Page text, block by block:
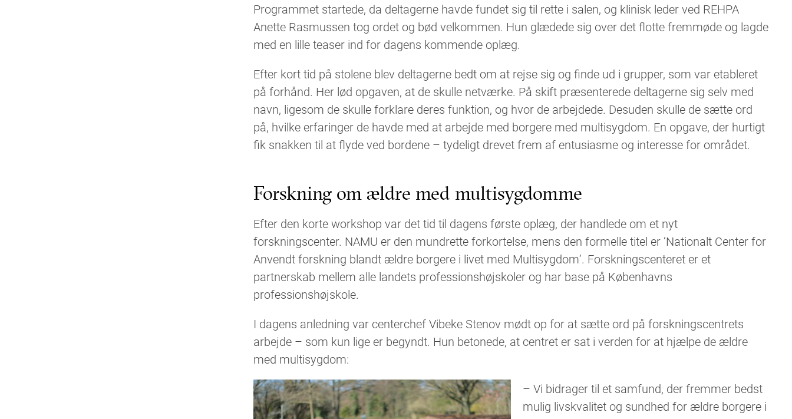
Programmet startede, da deltagerne havde fundet sig til rette i salen, og klinisk leder ved REHPA
Anette Rasmussen tog ordet og bød velkommen. Hun glædede sig over det flotte fremmøde og lagde
med en lille teaser ind for dagens kommende oplæg.
Efter kort tid på stolene blev deltagerne bedt om at rejse sig og finde ud i grupper, som var etableret
på forhånd. Her lød opgaven, at de skulle netværke. På skift præsenterede deltagerne sig selv med
navn, ligesom de skulle forklare deres funktion, og hvor de arbejdede. Desuden skulle de sætte ord
på, hvilke erfaringer de havde med at arbejde med borgere med multisygdom. En opgave, der hurtigt
fik snakken til at flyde ved bordene – tydeligt drevet frem af entusiasme og interesse for området.
Forskning om ældre med multisygdomme
Efter den korte workshop var det tid til dagens første oplæg, der handlede om et nyt
forskningscenter. NAMU er den mundrette forkortelse, mens den formelle titel er ’Nationalt Center for
Anvendt forskning blandt ældre borgere i livet med Multisygdom’. Forskningscenteret er et
partnerskab mellem alle landets professionshøjskoler og har base på Københavns
professionshøjskole.
I dagens anledning var centerchef Vibeke Stenov mødt op for at sætte ord på forskningscentrets
arbejde – som kun lige er begyndt. Hun betonede, at centret er sat i verden for at hjælpe de ældre
med multisygdom:
– Vi bidrager til et samfund, der fremmer bedst
mulig livskvalitet og sundhed for ældre borgere i